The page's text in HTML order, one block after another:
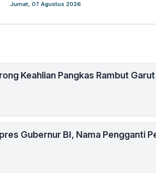
Jumat, 07 Agustus 2026
Keahlian Pangkas Rambut Garut
Gubernur BI, Nama Pengganti